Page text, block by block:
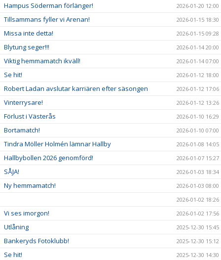
Hampus Söderman förlänger! 2026-01-20 12:00
Tillsammans fyller vi Arenan! 2026-01-15 18:30
Missa inte detta! 2026-01-15 09:28
Blytung seger!!! 2026-01-14 20:00
Viktig hemmamatch ikväll! 2026-01-14 07:00
Se hit! 2026-01-12 18:00
Robert Ladan avslutar karriären efter säsongen 2026-01-12 17:06
Vinterrysare! 2026-01-12 13:26
Förlust i Västerås 2026-01-10 16:29
Bortamatch! 2026-01-10 07:00
Tindra Möller Holmén lämnar Hallby 2026-01-08 14:05
Hallbybollen 2026 genomförd! 2026-01-07 15:27
SÅJA! 2026-01-03 18:34
Ny hemmamatch!
2026-01-03 08:00
2026-01-02 18:26
Vi ses imorgon! 2026-01-02 17:56
Utlåning 2025-12-30 15:45
Bankeryds Fotoklubb! 2025-12-30 15:12
Se hit! 2025-12-30 14:30